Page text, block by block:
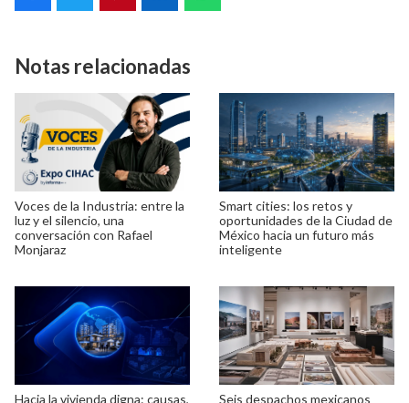
Notas relacionadas
Voces de la Industria: entre la
luz y el silencio, una
conversación con Rafael
Monjaraz
Smart cities: los retos y
oportunidades de la Ciudad de
México hacia un futuro más
inteligente
Hacia la vivienda digna: causas,
Seis despachos mexicanos